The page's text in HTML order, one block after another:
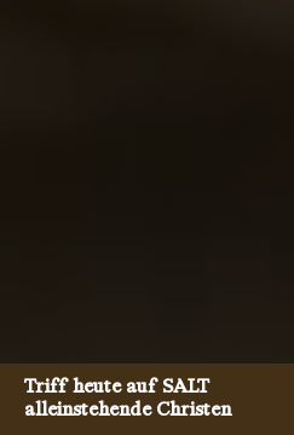
Triff heute auf SALT
alleinstehende Christen